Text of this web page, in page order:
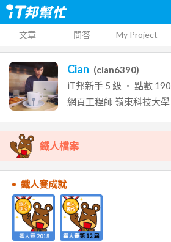
文章 問答 My Project
Cian (cian6390)
iT邦新手 5 級 ‧ 點數 190
網頁工程師嶺東科技大學
鐵人檔案
鐵人賽成就